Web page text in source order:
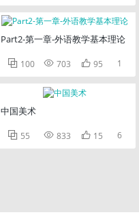
Part2-第一章-外语教学基本理论
 100  703  95 1
中国美术
 55  833  15 6